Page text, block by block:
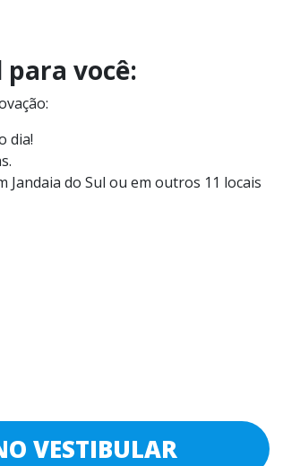
você:
dia!
Jandaia do Sul ou em outros 11 locais
VESTIBULAR